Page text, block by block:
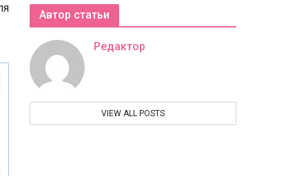
Автор статьи
Редактор
VIEW ALL POSTS